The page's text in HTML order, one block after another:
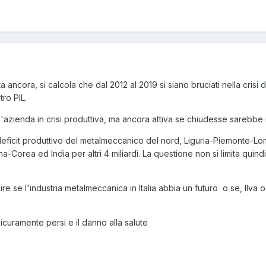
ancora, si calcola che dal 2012 al 2019 si siano bruciati nella crisi
PIL.
in crisi produttiva, ma ancora attiva se chiudesse sarebbe
produttivo del metalmeccanico del nord, Liguria-Piemonte-
Corea ed India per altri 4 miliardi. La questione non si limita
se l'industria metalmeccanica in Italia abbia un futuro o se, Ilva
persi e il danno alla salute